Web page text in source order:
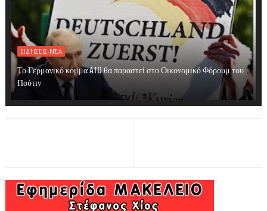
ΕΙΔΉΣΕΙΣ-ΝΈΑ
Το Γερμανικό κόμμα AfD θα παραστεί στο Οικονομικό Φόρουμ του
Πούτιν